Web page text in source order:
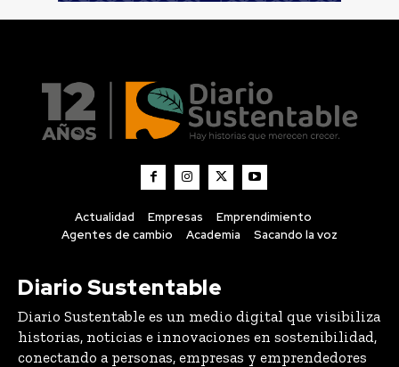
Actualidad Empresas
Emprendimiento
Agentes de cambio
Academia Sacando la voz
Diario Sustentable
Diario Sustentable es un medio digital que visibiliza
historias, noticias e innovaciones en sostenibilidad,
conectando a personas, empresas y emprendedores